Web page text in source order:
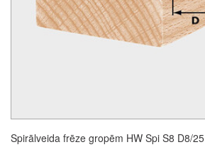
Spirālveida frēze gropēm HW Spi S8 D8/25